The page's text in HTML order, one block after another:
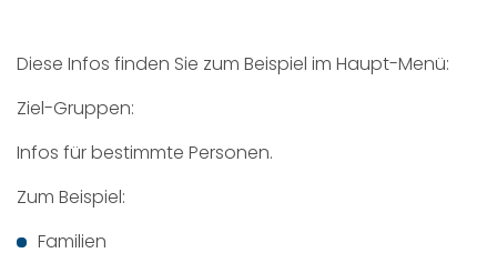
Diese Infos finden Sie zum Beispiel im Haupt-Menü:
Ziel-Gruppen:
Infos für bestimmte Personen.
Zum Beispiel:
Familien